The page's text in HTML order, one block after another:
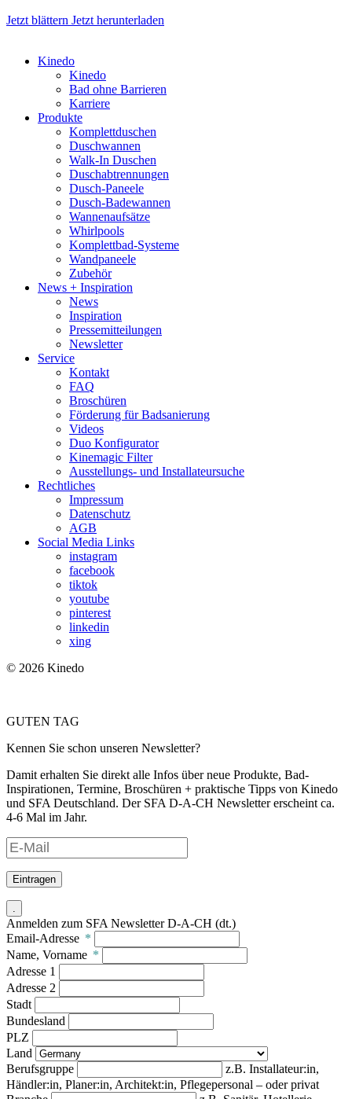
Jetzt blättern Jetzt herunterladen
Kinedo
Kinedo
Bad ohne Barrieren
Karriere
Produkte
Komplettduschen
Duschwannen
Walk-In Duschen
Duschabtrennungen
Dusch-Paneele
Dusch-Badewannen
Wannenaufsätze
Whirlpools
Komplettbad-Systeme
Wandpaneele
Zubehör
News + Inspiration
News
Inspiration
Pressemitteilungen
Newsletter
Service
Kontakt
FAQ
Broschüren
Förderung für Badsanierung
Videos
Duo Konfigurator
Kinemagic Filter
Ausstellungs- und Installateursuche
Rechtliches
Impressum
Datenschutz
AGB
Social Media Links
instagram
facebook
tiktok
youtube
pinterest
linkedin
xing
© 2026 Kinedo
GUTEN TAG
Kennen Sie schon unseren Newsletter?
Damit erhalten Sie direkt alle Infos über neue Produkte, Bad-
Inspirationen, Termine, Broschüren + praktische Tipps von Kinedo
und SFA Deutschland. Der SFA D-A-CH Newsletter erscheint ca.
4-6 Mal im Jahr.
Eintragen
Anmelden zum SFA Newsletter D-A-CH (dt.)
Email-Adresse *
Name, Vorname *
Adresse 1
Adresse 2
Stadt
Bundesland
PLZ
Land
Berufsgruppe
z.B. Installateur:in,
Händler:in, Planer:in, Architekt:in, Pflegepersonal – oder privat